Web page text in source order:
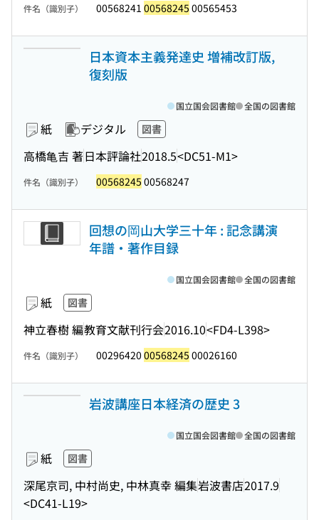
件名（識別子） 00568241 00568245 00565453
日本資本主義発達史 増補改訂版,
復刻版
紙 デジタル 図書
高橋亀吉 著日本評論社2018.5<DC51-M1>
国立国会図書館 全国の図書館
件名（識別子） 00568245 00568247
回想の岡山大学三十年 : 記念講演
年譜・著作目録
紙 図書
神立春樹 編教育文献刊行会2016.10<FD4-L398>
国立国会図書館 全国の図書館
件名（識別子） 00296420 00568245 00026160
岩波講座日本経済の歴史 3
紙 図書
深尾京司, 中村尚史, 中林真幸 編集岩波書店2017.9
<DC41-L19>
国立国会図書館 全国の図書館